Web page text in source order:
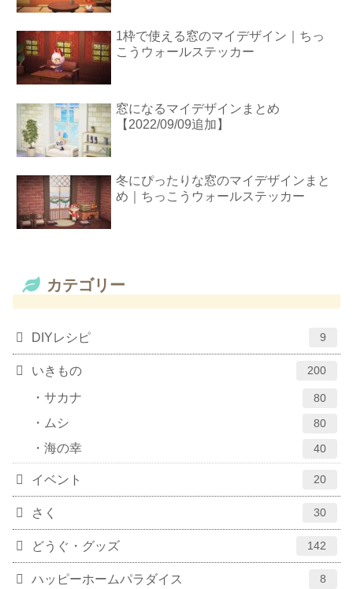
1枠で使える窓のマイデザイン｜ちっ
こうウォールステッカー
窓になるマイデザインまとめ
【2022/09/09追加】
冬にぴったりな窓のマイデザインまと
め｜ちっこうウォールステッカー
カテゴリー
DIYレシピ 9
いきもの 200
サカナ 80
ムシ 80
海の幸 40
イベント 20
さく 30
どうぐ・グッズ 142
ハッピーホームパラダイス 8